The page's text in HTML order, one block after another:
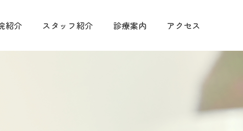
紹介 スタッフ紹介 診療案内 アクセス